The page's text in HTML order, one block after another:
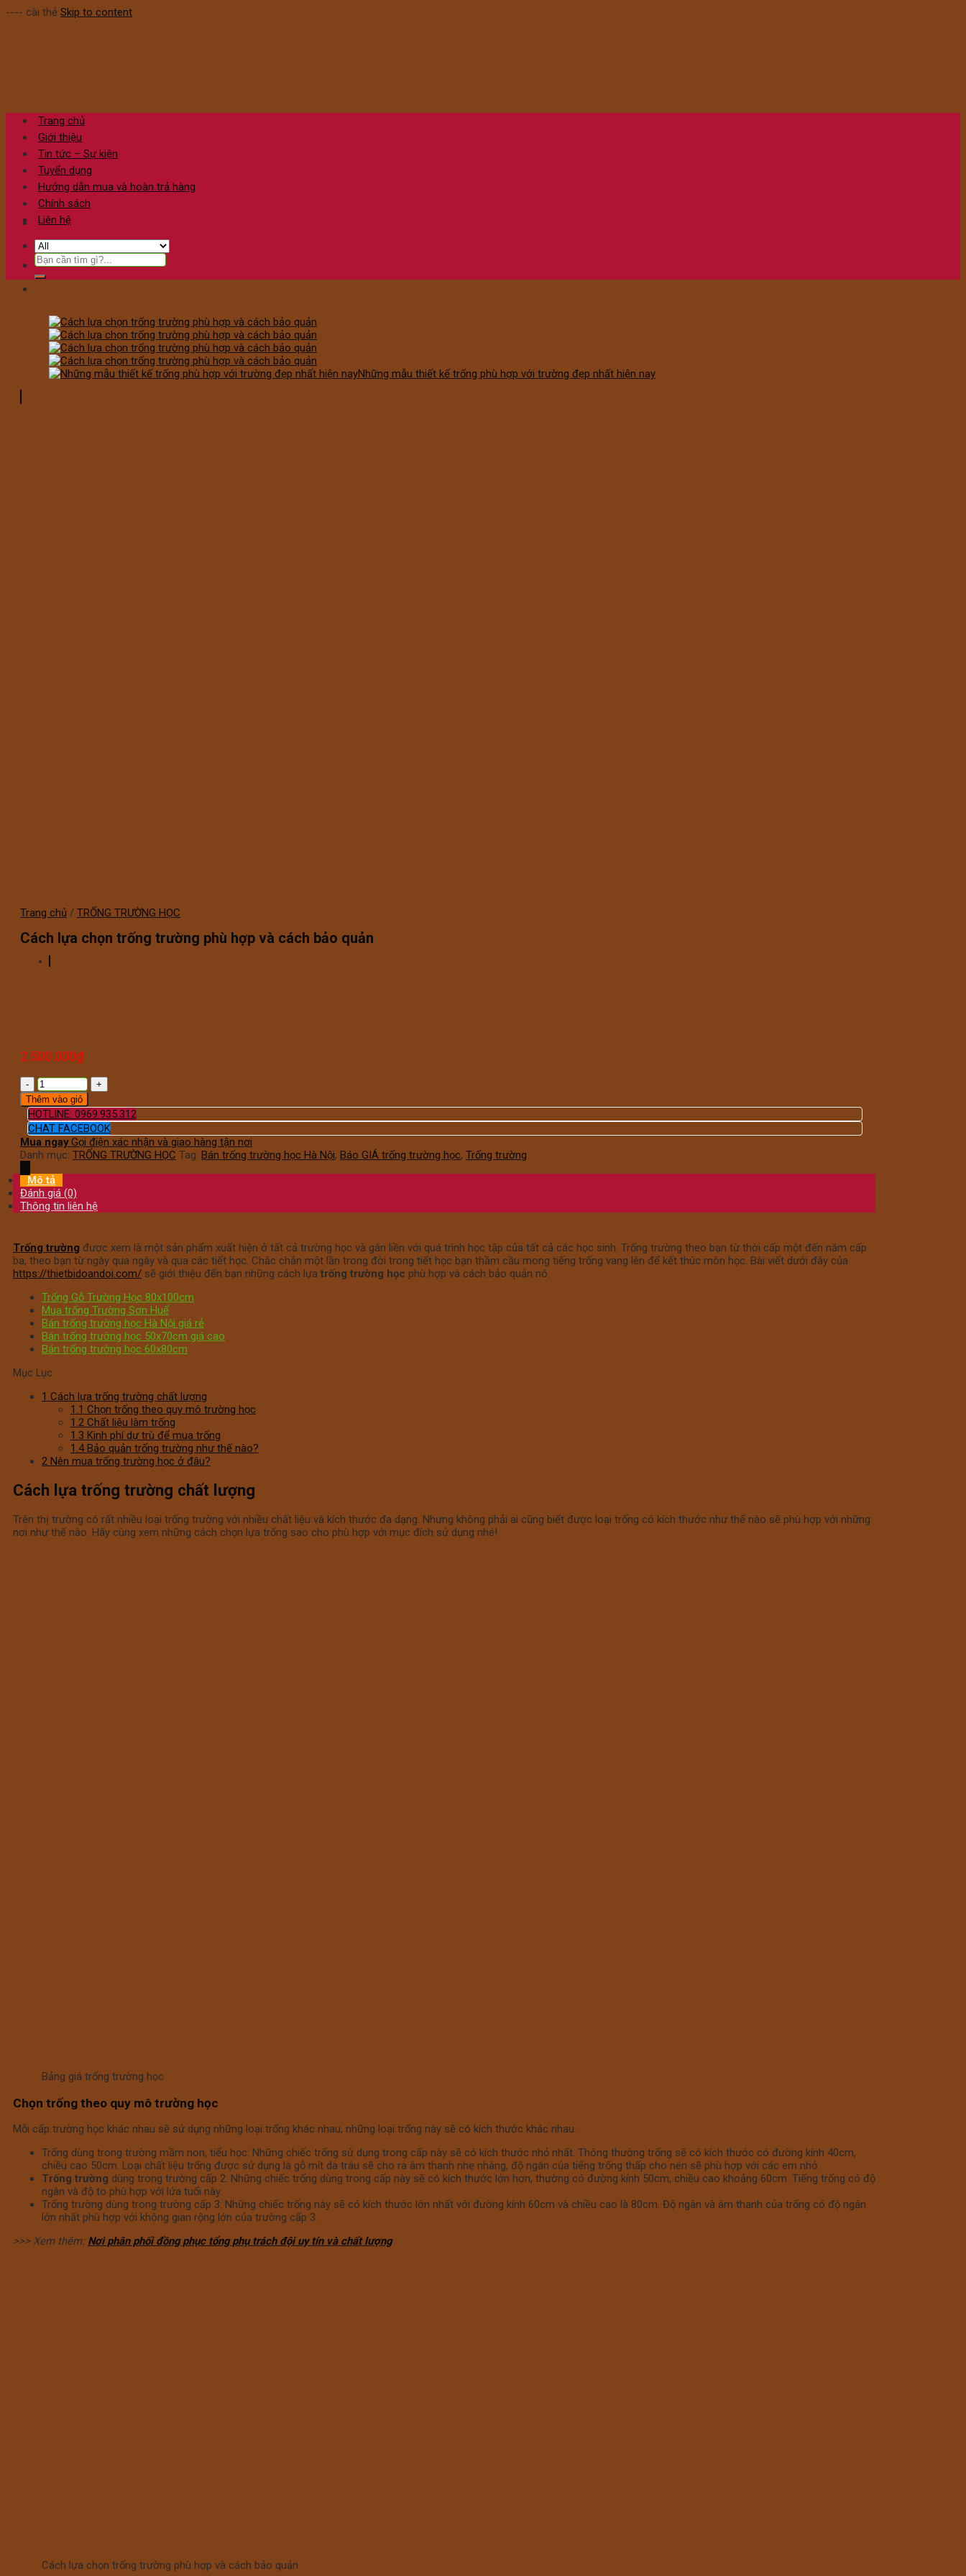
---- cài thẻ Skip to content
Trang chủ
Giới thiệu
Tin tức – Sự kiện
Tuyển dụng
Hướng dẫn mua và hoàn trả hàng
Chính sách
Liên hệ
Trang chủ / TRỐNG TRƯỜNG HỌC
Cách lựa chọn trống trường phù hợp và cách bảo quản
2.500.000₫
Thêm vào giỏ
HOTLINE: 0969.935.312
CHAT FACEBOOK
Mua ngay Gọi điện xác nhận và giao hàng tận nơi
Danh mục: TRỐNG TRƯỜNG HỌC Tag: Bán trống trường học Hà Nội, Báo GIÁ trống trường học, Trống trường
Mô tả
Đánh giá (0)
Thông tin liên hệ
Trống trường được xem là một sản phẩm xuất hiện ở tất cả trường học và gắn liền với quá trình học tập của tất cả các học sinh. Trống trường theo bạn từ thời cấp một đến năm cấp
ba, theo bạn từ ngày qua ngày và qua các tiết học. Chắc chắn một lần trong đời trong tiết học bạn thầm cầu mong tiếng trống vang lên để kết thúc môn học. Bài viết dưới đây của
https://thietbidoandoi.com/ sẽ giới thiệu đến bạn những cách lựa trống trường học phù hợp và cách bảo quản nó.
Trống Gỗ Trường Học 80x100cm
Mua trống Trường Sơn Huế
Bán trống trường học Hà Nội giá rẻ
Bán trống trường học 50x70cm giá cao
Bán trống trường học 60x80cm
Mục Lục
1 Cách lựa trống trường chất lượng
1.1 Chọn trống theo quy mô trường học
1.2 Chất liệu làm trống
1.3 Kinh phí dự trù để mua trống
1.4Bảo quản trống trường như thế nào?
2 Nên mua trống trường học ở đâu?
Cách lựa trống trường chất lượng
Trên thị trường có rất nhiều loại trống trường với nhiều chất liệu và kích thước đa dạng. Nhưng không phải ai cũng biết được loại trống có kích thước như thế nào sẽ phù hợp với những
nơi như thế nào. Hãy cùng xem những cách chọn lựa trống sao cho phù hợp với mục đích sử dụng nhé!
Bảng giá trống trường học
Chọn trống theo quy mô trường học
Mỗi cấp trường học khác nhau sẽ sử dụng những loại trống khác nhau, những loại trống này sẽ có kích thước khác nhau.
Trống dùng trong trường mầm non, tiểu học: Những chiếc trống sử dụng trong cấp này sẽ có kích thước nhỏ nhất. Thông thường trống sẽ có kích thước có đường kính 40cm,
chiều cao 50cm. Loại chất liệu trống được sử dụng là gỗ mít da trâu sẽ cho ra âm thanh nhẹ nhàng, độ ngân của tiếng trống thấp cho nên sẽ phù hợp với các em nhỏ.
Trống trường dùng trong trường cấp 2: Những chiếc trống dùng trong cấp này sẽ có kích thước lớn hơn, thường có đường kính 50cm, chiều cao khoảng 60cm. Tiếng trống có độ
ngân và độ to phù hợp với lứa tuổi này.
Trống trường dùng trong trường cấp 3: Những chiếc trống này sẽ có kích thước lớn nhất với đường kính 60cm và chiều cao là 80cm. Độ ngân và âm thanh của trống có độ ngân
lớn nhất phù hợp với không gian rộng lớn của trường cấp 3.
>>> Xem thêm: Nơi phân phối đồng phục tổng phụ trách đội uy tín và chất lượng
Cách lựa chọn trống trường phù hợp và cách bảo quản